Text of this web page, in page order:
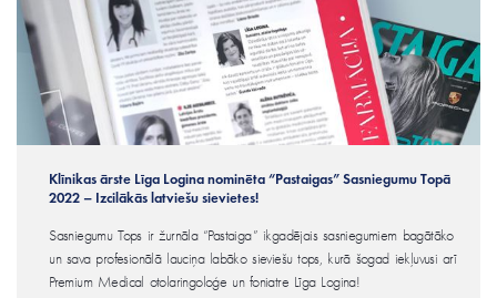
Klīnikas ārste Līga Logina nominēta “Pastaigas” Sasniegumu Topā
2022 – Izcilākās latviešu sievietes!
Sasniegumu Tops ir žurnāla “Pastaiga” ikgadējais sasniegumiem bagātāko
un sava profesionālā lauciņa labāko sieviešu tops, kurā šogad iekļuvusi arī
Premium Medical otolaringoloģe un foniatre Līga Logina!